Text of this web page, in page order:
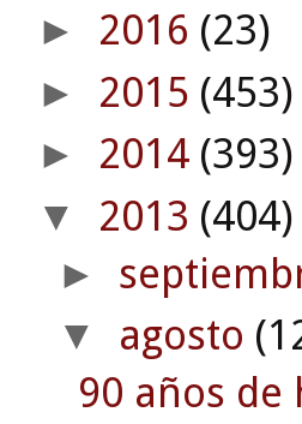
► 2016 (23)
► 2015 (453)
► 2014 (393)
▼ 2013 (404)
►
▼ agosto
90 años de